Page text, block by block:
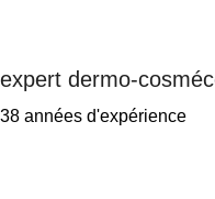
expert dermo-
38 années d'expérience